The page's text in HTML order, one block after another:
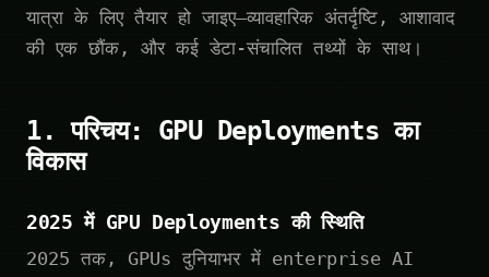
यात्रा के लिए तैयार हो जाइए—व्यावहारिक अंतर्दृष्टि, आशावाद
की एक छौंक, और कई डेटा-संचालित तथ्यों के साथ।
1. परिचय: GPU Deployments का
विकास
2025 में GPU Deployments की स्थिति
2025 तक, GPUs दुनियाभर में enterprise AI